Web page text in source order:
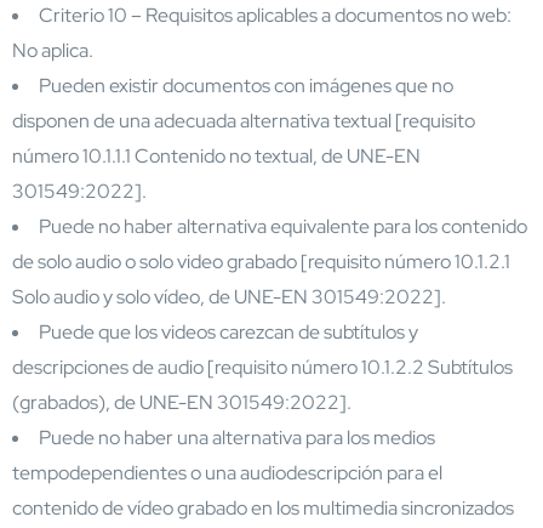
Criterio 10 – Requisitos aplicables a documentos no web:
No aplica.
Pueden existir documentos con imágenes que no
disponen de una adecuada alternativa textual [requisito
número 10.1.1.1 Contenido no textual, de UNE-EN
301549:2022].
Puede no haber alternativa equivalente para los contenido
de solo audio o solo video grabado [requisito número 10.1.2.1
Solo audio y solo vídeo, de UNE-EN 301549:2022].
Puede que los videos carezcan de subtítulos y
descripciones de audio [requisito número 10.1.2.2 Subtítulos
(grabados), de UNE-EN 301549:2022].
Puede no haber una alternativa para los medios
tempodependientes o una audiodescripción para el
contenido de vídeo grabado en los multimedia sincronizados